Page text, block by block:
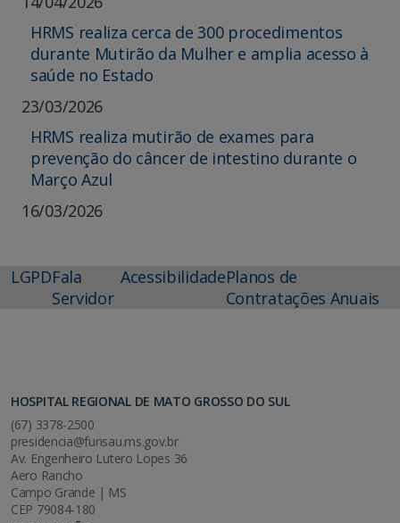
HRMS realiza cerca de 300 procedimentos
durante Mutirão da Mulher e amplia acesso à
saúde no Estado
23/03/2026
HRMS realiza mutirão de exames para
prevenção do câncer de intestino durante o
Março Azul
16/03/2026
LGPDFala
Servidor
AcessibilidadePlanos de
Contratações Anuais
HOSPITAL REGIONAL DE MATO GROSSO DO SUL
(67) 3378-2500
presidencia@funsau.ms.gov.br
Av. Engenheiro Lutero Lopes 36
Aero Rancho
Campo Grande | MS
CEP 79084-180